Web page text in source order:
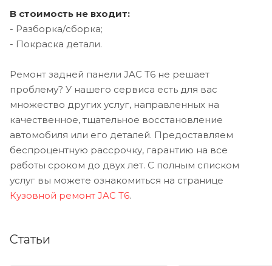
В стоимость не входит:
- Разборка/сборка;
- Покраска детали.
Ремонт задней панели JAC T6 не решает
проблему? У нашего сервиса есть для вас
множество других услуг, направленных на
качественное, тщательное восстановление
автомобиля или его деталей. Предоставляем
беспроцентную рассрочку, гарантию на все
работы сроком до двух лет. С полным списком
услуг вы можете ознакомиться на странице
Кузовной ремонт JAC T6.
Статьи